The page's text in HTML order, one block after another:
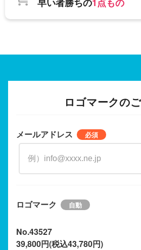
ロゴマークの
メールアドレス
ロゴマーク
No.43527
39,800円(税込43,780円)